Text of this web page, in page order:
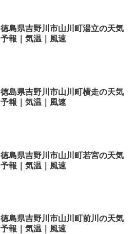
徳島県吉野川市山川町湯立の天気
予報｜気温｜風速
徳島県吉野川市山川町横走の天気
予報｜気温｜風速
徳島県吉野川市山川町若宮の天気
予報｜気温｜風速
徳島県吉野川市山川町前川の天気
予報｜気温｜風速